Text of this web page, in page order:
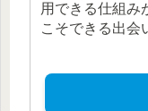
用できる仕組み
こそできる出会